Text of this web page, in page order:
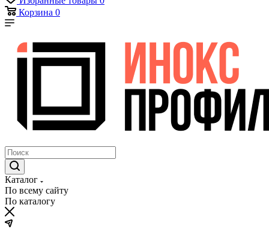
Корзина 0
Каталог
По всему сайту
По каталогу